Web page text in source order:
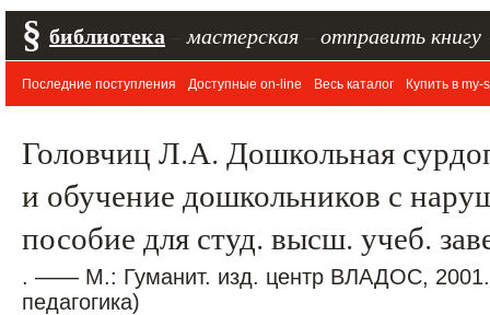
§ библиотека мастерская отправить книгу
Последние поступления Доступные on-line Весь каталог Купить в my-
Головчиц Л.А. Дошкольная
и обучение дошкольников с
пособие для студ. высш. учеб.
. —— М.: Гуманит. изд. центр ВЛАДОС,
педагогика)